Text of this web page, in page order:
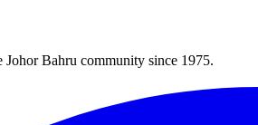
Bahru community since 1975.